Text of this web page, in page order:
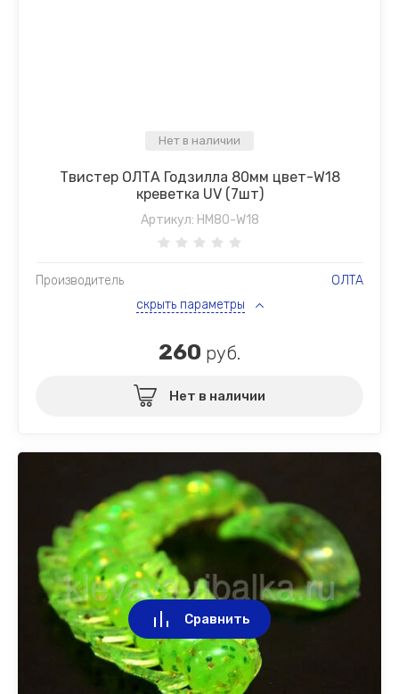
Нет в наличии
Твистер ОЛТА Годзилла 80мм цвет-W18
креветка UV (7шт)
Артикул: HM80-W18
Производитель
ОЛТА
скрыть параметры
260 руб.
Нет в наличии
Сравнить